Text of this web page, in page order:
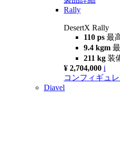
Rally
DesertX Rally
110 ps 最
9.4 kgm
211 kg 装
¥ 2,704,000 i
コンフィギュ
Diavel